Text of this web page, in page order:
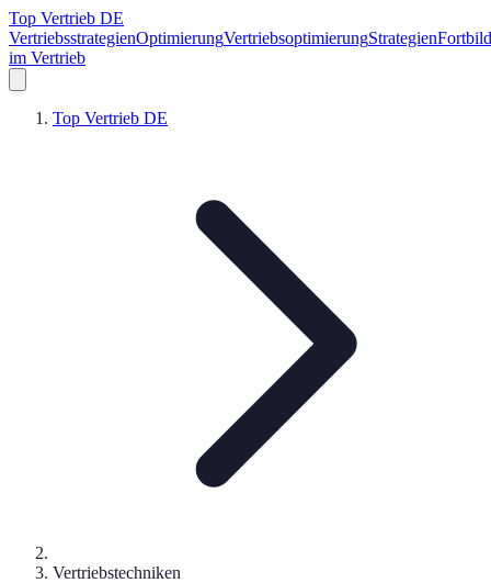
Top Vertrieb DE
VertriebsstrategienOptimierungVertriebsoptimierungStrategien
im Vertrieb
Top Vertrieb DE
Vertriebstechniken